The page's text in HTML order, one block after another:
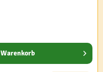
Warenkorb